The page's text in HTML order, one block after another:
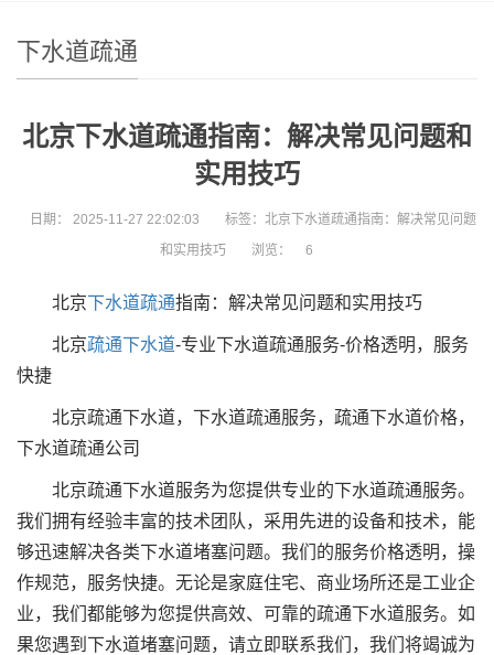
下水道疏通
北京下水道疏通指南：解决常见问题和
实用技巧
日期： 2025-11-27 22:02:03
标签：北京下水道疏通指南：解决常见问题
和实用技巧
浏览： 6
北京下水道疏通指南：解决常见问题和实用技巧
北京疏通下水道-专业下水道疏通服务-价格透明，服务
快捷
北京疏通下水道，下水道疏通服务，疏通下水道价格，
下水道疏通公司
北京疏通下水道服务为您提供专业的下水道疏通服务。
我们拥有经验丰富的技术团队，采用先进的设备和技术，能
够迅速解决各类下水道堵塞问题。我们的服务价格透明，操
作规范，服务快捷。无论是家庭住宅、商业场所还是工业企
业，我们都能够为您提供高效、可靠的疏通下水道服务。如
果您遇到下水道堵塞问题，请立即联系我们，我们将竭诚为